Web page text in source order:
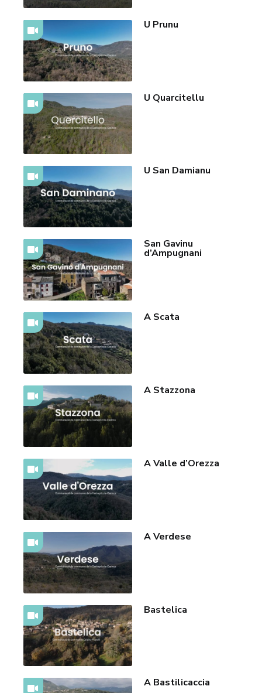
U Prunu
U Quarcitellu
U San Damianu
San Gavinu
d’Ampugnani
A Scata
A Stazzona
A Valle d’Orezza
A Verdese
Bastelica
A Bastilicaccia